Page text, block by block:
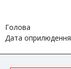
Голова
Дата оприлюдення